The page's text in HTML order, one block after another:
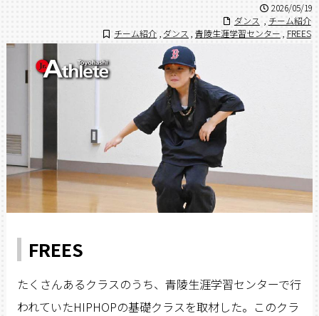
2026/05/19
ダンス
チーム紹介
チーム紹介 ダンス , 青陵生涯学習センター FREES
FREES
たくさんあるクラスのうち、青陵生涯学習センターで行
われていたHIPHOPの基礎クラスを取材した。このクラ